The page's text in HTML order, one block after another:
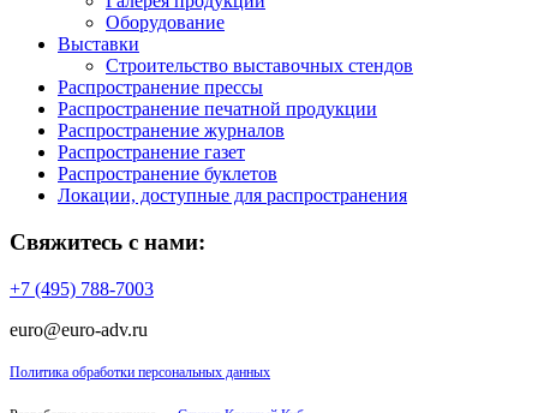
Оборудование
Выставки
Строительство выставочных стендов
Распространение прессы
Распространение печатной продукции
Распространение журналов
Распространение газет
Распространение буклетов
Локации, доступные для распространения
Свяжитесь с нами:
+7 (495) 788-7003
euro@euro-adv.ru
Политика обработки персональных данных